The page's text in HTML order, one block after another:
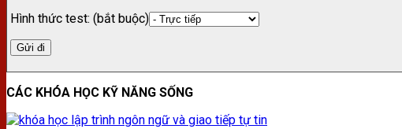
Hình thức test: (bắt buộc)
CÁC KHÓA HỌC KỸ NĂNG SỐNG